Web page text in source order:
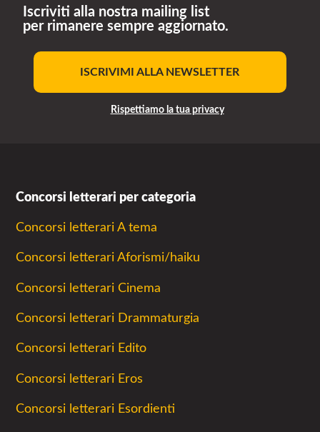
Iscriviti alla nostra mailing list
per rimanere sempre aggiornato.
ISCRIVIMI ALLA NEWSLETTER
Rispettiamo la tua privacy
Concorsi letterari per categoria
Concorsi letterari A tema
Concorsi letterari Aforismi/haiku
Concorsi letterari Cinema
Concorsi letterari Drammaturgia
Concorsi letterari Edito
Concorsi letterari Eros
Concorsi letterari Esordienti